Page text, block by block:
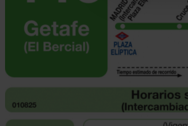
por ejemplo, la
para mantener
navegación
el seguimiento y
mostrarte
opciónRechazar
funcionamiento
preferencias y